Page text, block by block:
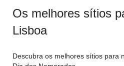
Os melhores sítios
Lisboa
Descubra os melhores sítios para